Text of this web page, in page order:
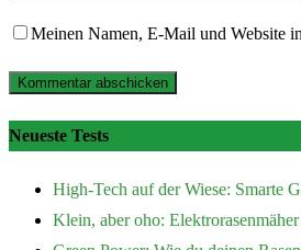
Meinen Namen, E-Mail und Website
Neueste Tests
High-Tech auf der Wiese: Smarte
Klein, aber oho: